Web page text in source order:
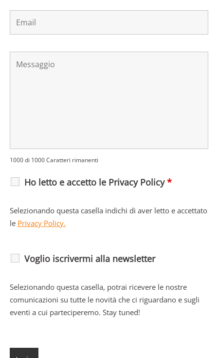
1000 di 1000 Caratteri rimanenti
Ho letto e accetto le Privacy Policy*
Selezionando questa casella indichi di aver letto e accettato
le Privacy Policy.
Voglio iscrivermi alla newsletter
Selezionando questa casella, potrai ricevere le nostre
comunicazioni su tutte le novità che ci riguardano e sugli
eventi a cui parteciperemo. Stay tuned!